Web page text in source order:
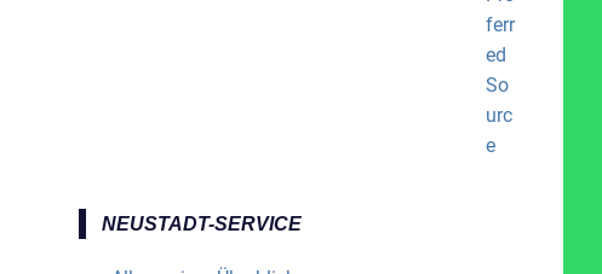
NEUSTADT-SERVICE